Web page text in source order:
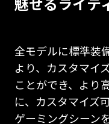
魅せるライテ
全モデルに標準装
より、カスタマイ
ことができ、より
に、カスタマイズ
ゲーミングシーン